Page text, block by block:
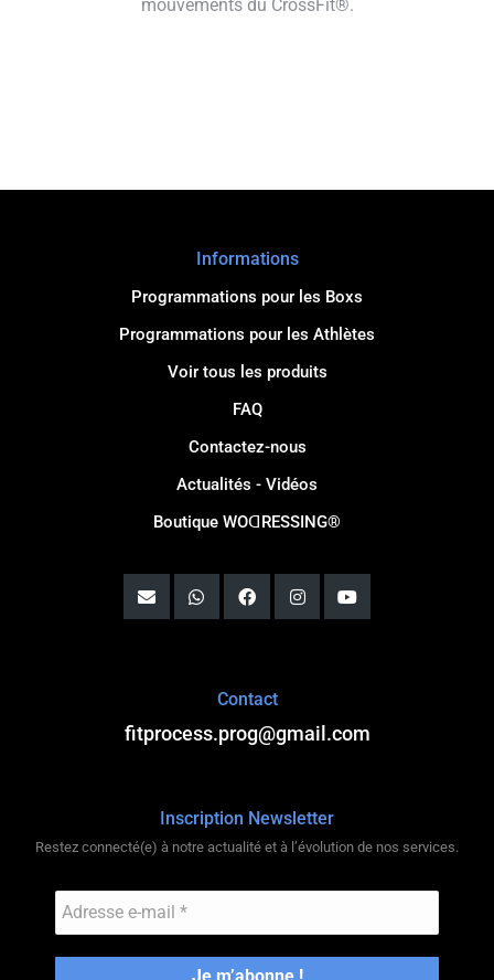
mouvements du CrossFit®.
Informations
Programmations pour les Boxs
Programmations pour les Athlètes
Voir tous les produits
FAQ
Contactez-nous
Actualités - Vidéos
Boutique WOꓷRESSING®
Contact
fitprocess.prog@gmail.com
Inscription Newsletter
Restez connecté(e) à notre actualité et à l’évolution de nos services.